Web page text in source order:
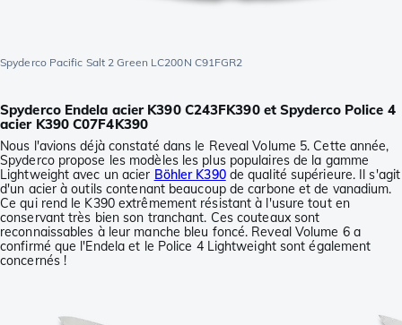
Spyderco Pacific Salt 2 Green LC200N C91FGR2
Spyderco Endela acier K390 C243FK390 et Spyderco Police 4
acier K390 C07F4K390
Nous l'avions déjà constaté dans le Reveal Volume 5. Cette année,
Spyderco propose les modèles les plus populaires de la gamme
Lightweight avec un acier Böhler K390de qualité supérieure. Il s'agit
d'un acier à outils contenant beaucoup de carbone et de vanadium.
Ce qui rend le K390 extrêmement résistant à l'usure tout en
conservant très bien son tranchant. Ces couteaux sont
reconnaissables à leur manche bleu foncé. Reveal Volume 6 a
confirmé que l'Endela et le Police 4 Lightweight sont également
concernés !